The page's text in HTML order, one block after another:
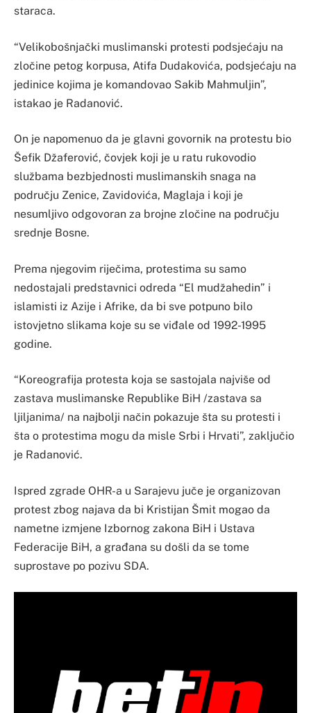
staraca.
“Velikobošnjački muslimanski protesti podsjećaju na
zločine petog korpusa, Atifa Dudakovića, podsjećaju na
jedinice kojima je komandovao Sakib Mahmuljin”,
istakao je Radanović.
On je napomenuo da je glavni govornik na protestu bio
Šefik Džaferović, čovjek koji je u ratu rukovodio
službama bezbjednosti muslimanskih snaga na
području Zenice, Zavidovića, Maglaja i koji je
nesumljivo odgovoran za brojne zločine na području
srednje Bosne.
Prema njegovim riječima, protestima su samo
nedostajali predstavnici odreda “El mudžahedin” i
islamisti iz Azije i Afrike, da bi sve potpuno bilo
istovjetno slikama koje su se viđale od 1992-1995
godine.
“Koreografija protesta koja se sastojala najviše od
zastava muslimanske Republike BiH /zastava sa
ljiljanima/ na najbolji način pokazuje šta su protesti i
šta o protestima mogu da misle Srbi i Hrvati”, zaključio
je Radanović.
Ispred zgrade OHR-a u Sarajevu juče je organizovan
protest zbog najava da bi Kristijan Šmit mogao da
nametne izmjene Izbornog zakona BiH i Ustava
Federacije BiH, a građana su došli da se tome
suprostave po pozivu SDA.